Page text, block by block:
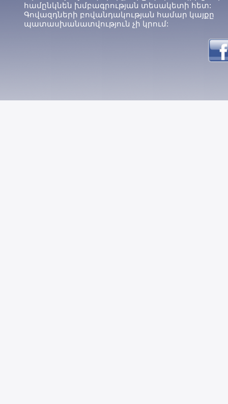
համընկնեն խմբագրության տեսակետի հետ:
Գովազդների բովանդակության համար կայքը
պատասխանատվություն չի կրում: